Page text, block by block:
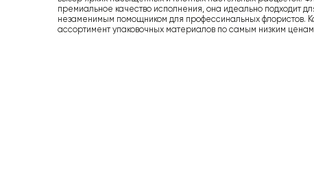
премиальное качество исполнения, она идеально подходит
незаменимым помощником для профессинальных флористов.
ассортимент упаковочных материалов по самым низким